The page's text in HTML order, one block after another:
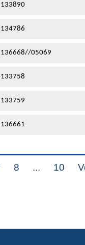
133890
134786
136668//05069
133758
133759
136661
8 ... 10